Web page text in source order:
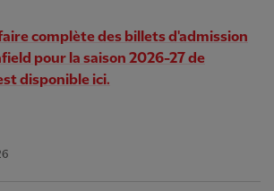
complète des billets d'admission
pour la saison 2026-27 de
disponible ici.